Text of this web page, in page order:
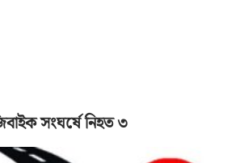
সংঘর্ষে নিহত ৩